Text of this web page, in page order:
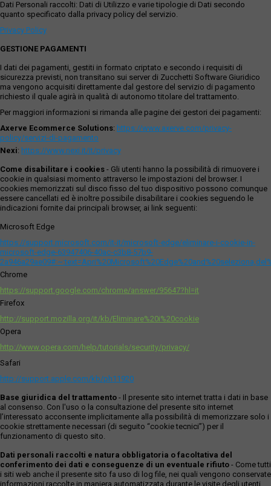
Dati Personali raccolti: Dati di Utilizzo e varie tipologie di Dati secondo
quanto specificato dalla privacy policy del servizio.
Privacy Policy
GESTIONE PAGAMENTI
I dati dei pagamenti, gestiti in formato criptato e secondo i requisiti di
sicurezza previsti, non transitano sui server di Zucchetti Software Giuridico
ma vengono acquisiti direttamente dal gestore del servizio di pagamento
richiesto il quale agirà in qualità di autonomo titolare del trattamento.
Per maggiori informazioni si rimanda alle pagine dei gestori dei pagamenti:
Axerve Ecommerce Solutions: https://www.axerve.com/privacy-
policy/servizi-di-pagamento
Nexi: https://www.nexi.it/it/privacy
Come disabilitare i cookies - Gli utenti hanno la possibilità di rimuovere i
cookie in qualsiasi momento attraverso le impostazioni del browser. I
cookies memorizzati sul disco fisso del tuo dispositivo possono comunque
essere cancellati ed è inoltre possibile disabilitare i cookies seguendo le
indicazioni fornite dai principali browser, ai link seguenti:
Microsoft Edge
https://support.microsoft.com/it-it/microsoft-edge/eliminare-i-cookie-in-
microsoft-edge-63947406-40ac-c3b8-57b9-
Chrome
https://support.google.com/chrome/answer/95647?hl=it
Firefox
http://support.mozilla.org/it/kb/Eliminare%20i%20cookie
Opera
http://www.opera.com/help/tutorials/security/privacy/
Safari
http://support.apple.com/kb/ph11920
Base giuridica del trattamento - Il presente sito internet tratta i dati in base
al consenso. Con l'uso o la consultazione del presente sito internet
l’interessato acconsente implicitamente alla possibilità di memorizzare solo i
cookie strettamente necessari (di seguito “cookie tecnici”) per il
funzionamento di questo sito.
Dati personali raccolti e natura obbligatoria o facoltativa del
conferimento dei dati e conseguenze di un eventuale rifiuto - Come tutti
i siti web anche il presente sito fa uso di log file, nei quali vengono conservate
informazioni raccolte in maniera automatizzata durante le visite degli utenti.